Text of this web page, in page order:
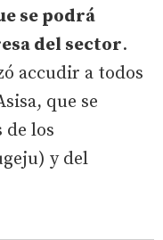
se podrá
del sector.
accudir a todos
que se
de los
y del